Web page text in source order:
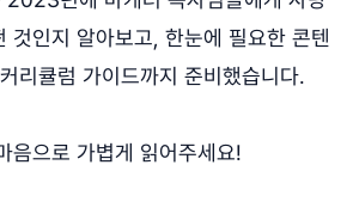
것인지 알아보고, 한눈에 필요한 콘텐
리큘럼 가이드까지 준비했습니다.
음으로 가볍게 읽어주세요!